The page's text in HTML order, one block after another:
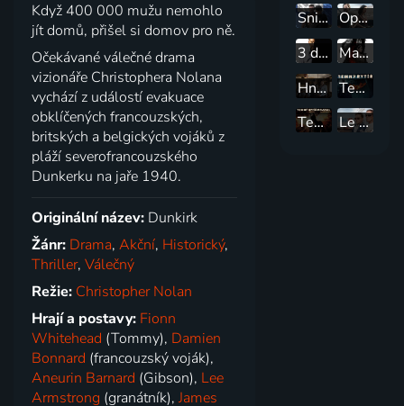
Když 400 000 mužu nemohlo
jít domů, přišel si domov pro ně.
Očekávané válečné drama
vizionáře Christophera Nolana
vychází z událostí evakuace
obklíčených francouzských,
britských a belgických vojáků z
pláží severofrancouzského
Dunkerku na jaře 1940.
Originální název: Dunkirk
Žánr: Drama,Akční, Historický,
Thriller,Válečný
Režie: Christopher Nolan
Hrají a postavy: Fionn
Whitehead (Tommy), Damien
Bonnard (francouzský voják),
Aneurin Barnard (Gibson), Lee
Armstrong (granátník),James
Sniper - Lovec duchů
Operácia Entebbe
3 dni na zabitie
Macbeth
Hnutí odporu
Temný rytíř
Temný rytíř povstal
Le Mans '66